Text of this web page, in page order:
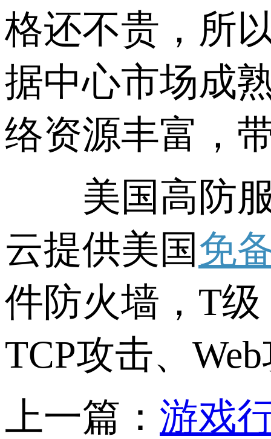
格还不贵，所
据中心市场成
络资源丰富，
美国高防服
云提供美国免
件防火墙，T级
TCP攻击、
上一篇： 游戏